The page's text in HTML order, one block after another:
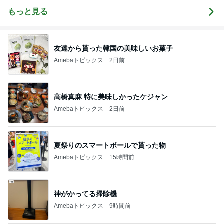
もっと見る
友達から貰った韓国の美味しいお菓子
Amebaトピックス 2日前
高橋真麻 特に美味しかったケジャン
Amebaトピックス 2日前
夏祭りのスマートボールで貰った物
Amebaトピックス 15時間前
神がかってる掃除機
Amebaトピックス 9時間前